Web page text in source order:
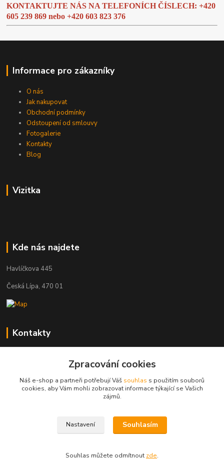
KONTAKTUJTE NÁS NA TELEFONÍCH ČÍSLECH: +420
605 239 869 nebo+420 603 823 376
Informace pro zákazníky
O nás
Jak nakupovat
Obchodní podmínky
Odstoupení od smlouvy
Fotogalerie
Kontakty
Blog
Vizitka
Kde nás najdete
Havlíčkova 445
Česká Lípa, 470 01
Kontakty
+420 603 823 376
pelant@cgastro.cz
Zpracování cookies
Náš e-shop a partneři potřebují Váš souhlas s použitím souborů
cookies, aby Vám mohli zobrazovat informace týkající se Vašich
zájmů.
Nastavení Souhlasím
Souhlas můžete odmítnout zde.